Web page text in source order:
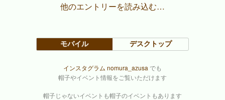
他のエントリーを読み込む…
モバイル デスクトップ
インスタグラム nomura_azusa でも
帽子やイベント情報をご覧いただけます
帽子じゃないイベントも帽子のイベントもあります